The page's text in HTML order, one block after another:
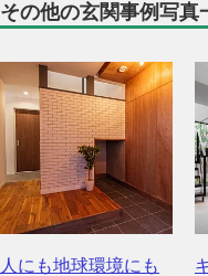
その他の玄関事例写真
人にも地球環境にも